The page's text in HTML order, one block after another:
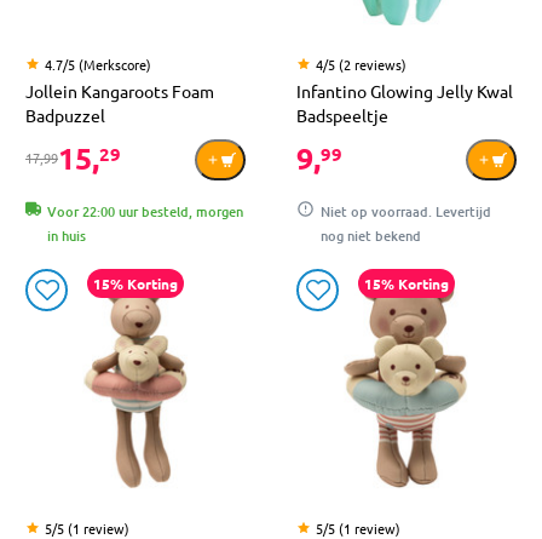
4.7/5 (Merkscore)
Jollein Kangaroots Foam
Badpuzzel
17,9915,29
Voor 22:00 uur besteld, morgen
in huis
4/5 (2 reviews)
Infantino Glowing Jelly Kwal
Badspeeltje
9,99
Niet op voorraad. Levertijd
nog niet bekend
15% Korting
5/5 (1 review)
15% Korting
5/5 (1 review)